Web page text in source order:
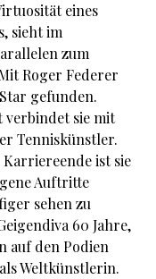
eines
sieht im
zum
Roger Federer
gefunden.
verbindet sie mit
Tenniskünstler.
Karriereende ist sie
Auftritte
sehen zu
60 Jahre,
auf den Podien
Weltkünstlerin.